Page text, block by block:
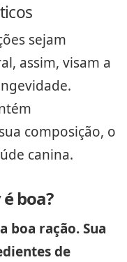
sejam
assim, visam a
composição, o
canina.
boa?
boa ração. Sua
de